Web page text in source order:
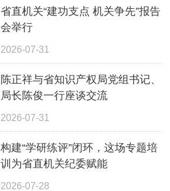
省直机关“建功支点 机关争先”报告
会举行
2026-07-31
陈正祥与省知识产权局党组书记、
局长陈俊一行座谈交流
2026-07-31
构建“学研练评”闭环，这场专题培
训为省直机关纪委赋能
2026-07-28